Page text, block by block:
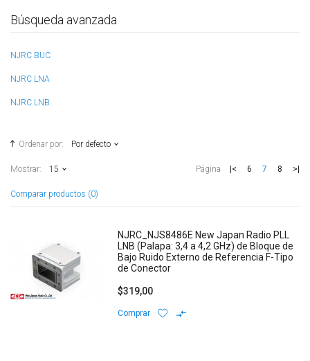
Búsqueda avanzada
NJRC BUC
NJRC LNA
NJRC LNB
Ordenar por: Por defecto
Mostrar: 15
Comparar productos (0)
Página |< 6 7 8 >|
NJRC_NJS8486E New Japan Radio PLL
LNB (Palapa: 3,4 a 4,2 GHz) de Bloque de
Bajo Ruido Externo de Referencia F-Tipo
de Conector
$319,00
Comprar